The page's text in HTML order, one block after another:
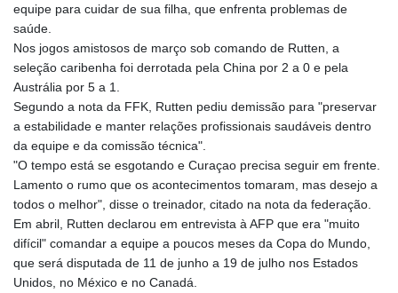
equipe para cuidar de sua filha, que enfrenta problemas de
saúde.
Nos jogos amistosos de março sob comando de Rutten, a
seleção caribenha foi derrotada pela China por 2 a 0 e pela
Austrália por 5 a 1.
Segundo a nota da FFK, Rutten pediu demissão para "preservar
a estabilidade e manter relações profissionais saudáveis dentro
da equipe e da comissão técnica".
"O tempo está se esgotando e Curaçao precisa seguir em frente.
Lamento o rumo que os acontecimentos tomaram, mas desejo a
todos o melhor", disse o treinador, citado na nota da federação.
Em abril, Rutten declarou em entrevista à AFP que era "muito
difícil" comandar a equipe a poucos meses da Copa do Mundo,
que será disputada de 11 de junho a 19 de julho nos Estados
Unidos, no México e no Canadá.